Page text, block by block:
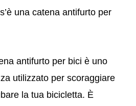
una catena antifurto per
antifurto per bici è uno
utilizzato per scoraggiare
la tua bicicletta. È